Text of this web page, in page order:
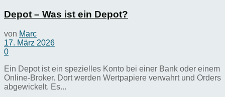
Depot – Was ist ein Depot?
von Marc
17. März 2026
0
Ein Depot ist ein spezielles Konto bei einer Bank oder einem
Online-Broker. Dort werden Wertpapiere verwahrt und Orders
abgewickelt. Es...